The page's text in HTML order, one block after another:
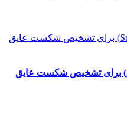
نحوه انجام تست ضربه (Surge Test) برای تشخیص شکست عایق